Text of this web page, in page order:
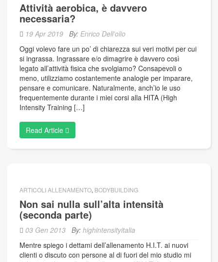
Attività aerobica, è davvero
necessaria?
19 Apr 2019 By: Enrico Dell'olio
Oggi volevo fare un po’ di chiarezza sui veri motivi per cui
si ingrassa. Ingrassare e/o dimagrire è davvero così
legato all’attività fisica che svolgiamo? Consapevoli o
meno, utilizziamo costantemente analogie per imparare,
pensare e comunicare. Naturalmente, anch’io le uso
frequentemente durante i miei corsi alla HITA (High
Intensity Training […]
Read Article
ARTICOLI ALLENAMENTO, BODYBUILDING
Non sai nulla sull’alta intensità
(seconda parte)
03 Gen 2013 By: highintensityitalia
Mentre spiego i dettami dell’allenamento H.I.T. ai nuovi
clienti o discuto con persone al di fuori del mio studio mi